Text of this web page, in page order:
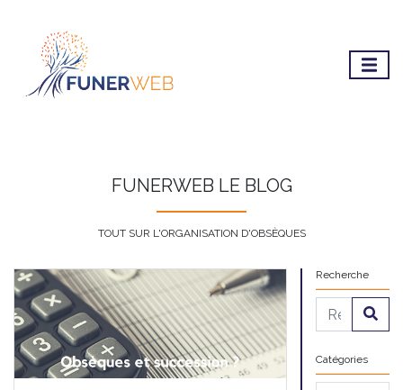
FUNERWEB LE BLOG
TOUT SUR L'ORGANISATION D'OBSÈQUES
Recherche
Catégories